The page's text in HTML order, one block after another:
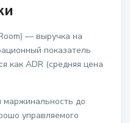
— выручка на
показатель
как ADR (средняя цена
до
управляемого